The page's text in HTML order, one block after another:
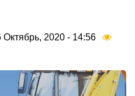
Октябрь, 2020 - 14:56